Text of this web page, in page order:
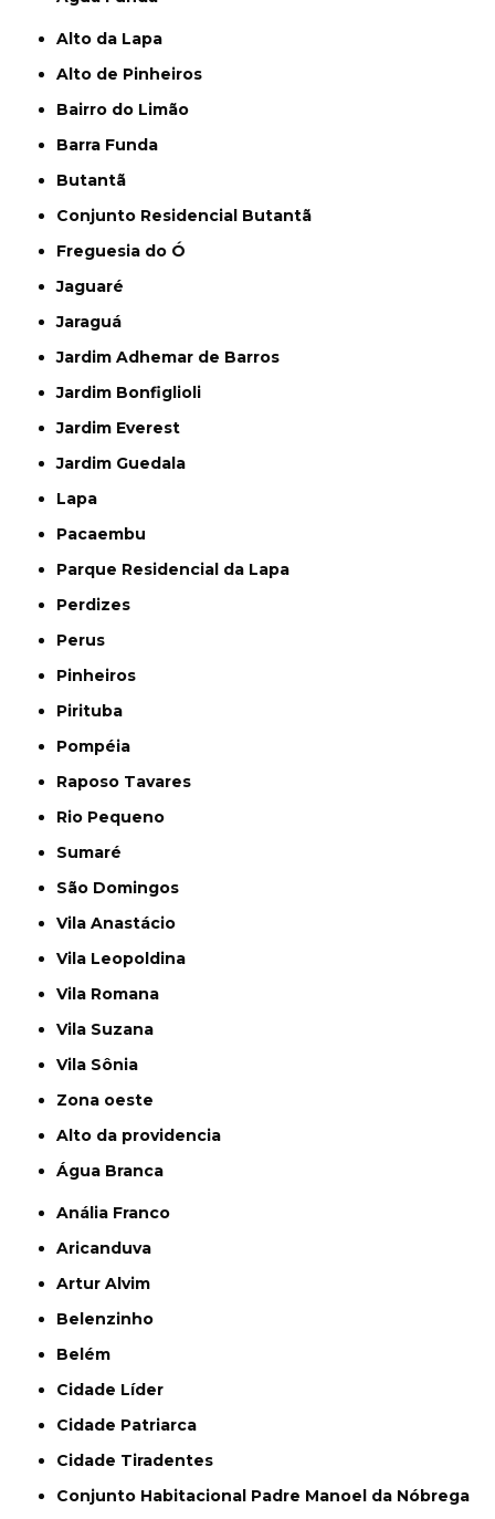
Alto da Lapa
Alto de Pinheiros
Bairro do Limão
Barra Funda
Butantã
Conjunto Residencial Butantã
Freguesia do Ó
Jaguaré
Jaraguá
Jardim Adhemar de Barros
Jardim Bonfiglioli
Jardim Everest
Jardim Guedala
Lapa
Pacaembu
Parque Residencial da Lapa
Perdizes
Perus
Pinheiros
Pirituba
Pompéia
Raposo Tavares
Rio Pequeno
Sumaré
São Domingos
Vila Anastácio
Vila Leopoldina
Vila Romana
Vila Suzana
Vila Sônia
Zona oeste
alto da providencia
Água Branca
Anália Franco
Aricanduva
Artur Alvim
Belenzinho
Belém
Cidade Líder
Cidade Patriarca
Cidade Tiradentes
Conjunto Habitacional Padre Manoel da Nóbrega